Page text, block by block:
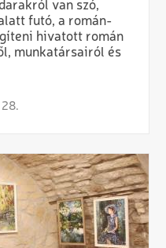
van szó,
futó, a román-
hivatott román
munkatársairól és